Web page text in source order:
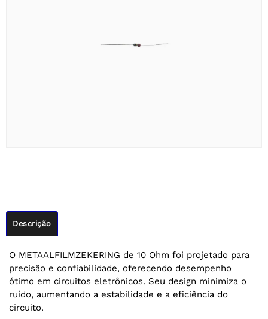
Descrição
O METAALFILMZEKERING de 10 Ohm foi projetado para
precisão e confiabilidade, oferecendo desempenho
ótimo em circuitos eletrônicos. Seu design minimiza o
ruído, aumentando a estabilidade e a eficiência do
circuito.